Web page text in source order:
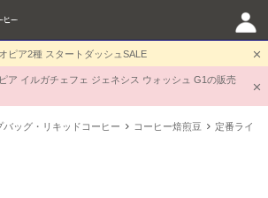
ピア2種 スタートダッシュSALE
ア イルガチェフェ ジェネシス ウォッシュ G1の販売
バッグ・リキッドコーヒー コーヒー焙煎豆
定番ライ